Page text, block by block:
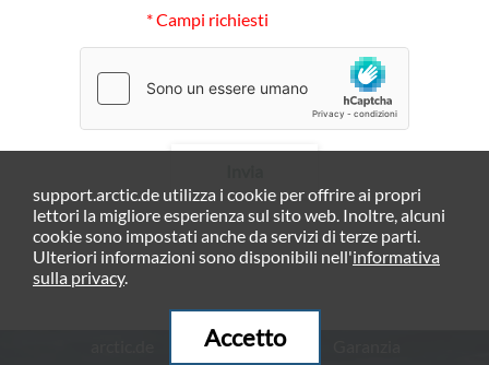
* Campi richiesti
support.arctic.de utilizza i cookie per offrire ai propri
lettori la migliore esperienza sul sito web. Inoltre, alcuni
cookie sono impostati anche da servizi di terze parti.
Ulteriori informazioni sono disponibili nell'informativa
sulla privacy.
Accetto